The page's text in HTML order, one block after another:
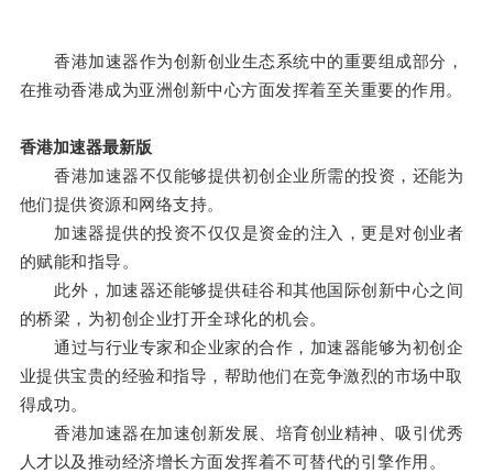
香港加速器作为创新创业生态系统中的重要组成部分，
在推动香港成为亚洲创新中心方面发挥着至关重要的作用。
香港加速器最新版
香港加速器不仅能够提供初创企业所需的投资，还能为
他们提供资源和网络支持。
加速器提供的投资不仅仅是资金的注入，更是对创业者
的赋能和指导。
此外，加速器还能够提供硅谷和其他国际创新中心之间
的桥梁，为初创企业打开全球化的机会。
通过与行业专家和企业家的合作，加速器能够为初创企
业提供宝贵的经验和指导，帮助他们在竞争激烈的市场中取
得成功。
香港加速器在加速创新发展、培育创业精神、吸引优秀
人才以及推动经济增长方面发挥着不可替代的引擎作用。